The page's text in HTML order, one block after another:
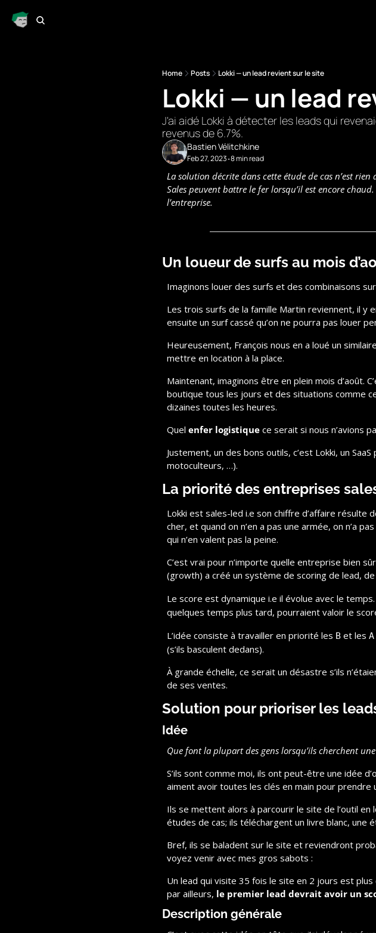
Home Posts Lokki — un lead revient sur le site
Lokki — un lead
J'ai aidé Lokki à détecter les leads qui
revenus de 6.7%.
Bastien Vélitchkine
Feb 27, 2023 •8 min read
La solution décrite dans cette étude de cas n’est
Sales peuvent battre le fer lorsqu’il est encore
l’entreprise.
Un loueur de surfs au mois
Imaginons louer des surfs et des combinaisons
Les trois surfs de la famille Martin reviennent, il y
ensuite un surf cassé qu’on ne pourra pas louer
Heureusement, François nous en a loué un
mettre en location à la place.
Maintenant, imaginons être en plein mois d’août.
boutique tous les jours et des situations comme
dizaines toutes les heures.
Quel enfer logistique ce serait si nous n’avions
Justement, un des bons outils, c’est Lokki, un
motoculteurs, …).
La priorité des entreprises
Lokki est sales-led i.e son chiffre d’affaire résulte
cher, et quand on n’en a pas une armée, on n’a
qui n’en valent pas la peine.
C’est vrai pour n’importe quelle entreprise bien
(growth) a créé un système de scoring de lead, de
Le score est dynamique i.e il évolue avec le
quelques temps plus tard, pourraient valoir le
L’idée consiste à travailler en priorité les B et les A
(s’ils basculent dedans).
À grande échelle, ce serait un désastre s’ils
de ses ventes.
Solution pour prioriser les
Idée
Que font la plupart des gens lorsqu’ils cherchent
S’ils sont comme moi, ils ont peut-être une idée
aiment avoir toutes les clés en main pour prendre
Ils se mettent alors à parcourir le site de l’outil
études de cas; ils téléchargent un livre blanc,
Bref, ils se baladent sur le site et reviendront
voyez venir avec mes gros sabots :
Un lead qui visite 35 fois le site en 2 jours est
par ailleurs, le premier lead devrait avoir un
Description générale